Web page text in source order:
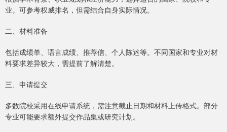
业。可参考权威排名，但需结合自身实际情况。
二、材料准备
包括成绩单、语言成绩、推荐信、个人陈述等。不同国家和专业对材
料要求差异较大，需提前了解清楚。
三、申请提交
多数院校采用在线申请系统，需注意截止日期和材料上传格式。部分
专业可能要求额外提交作品集或研究计划。